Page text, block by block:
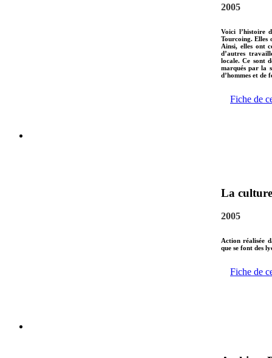
2005
Voici l’histoire
Tourcoing. Elles
Ainsi, elles ont
d’autres
locale. Ce sont
marqués par la
d’hommes et de
Fiche de
La
2005
Action réalisée
que se font des
Fiche de